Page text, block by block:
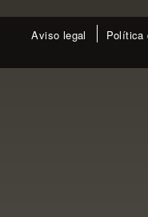
Aviso legal Política